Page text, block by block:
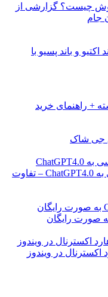
دوش چیست؟ گزارشی از
جام
و باند پسیو با
جی شاک
GPT-4 معرفی شد، نحوه دسترسی به ChatGPT4.0 – تفاوت
در ویندوز